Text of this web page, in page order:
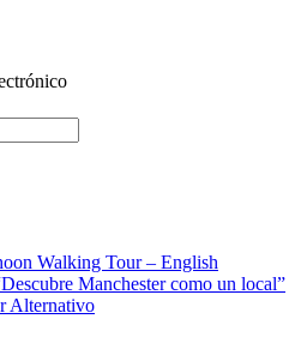
Walking Tour – English
Manchester como un local”
Alternativo